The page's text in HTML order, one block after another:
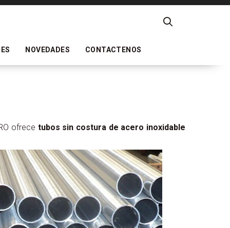
NOVEDADES CONTACTENOS
ofrece tubos sin costura de acero inoxidable